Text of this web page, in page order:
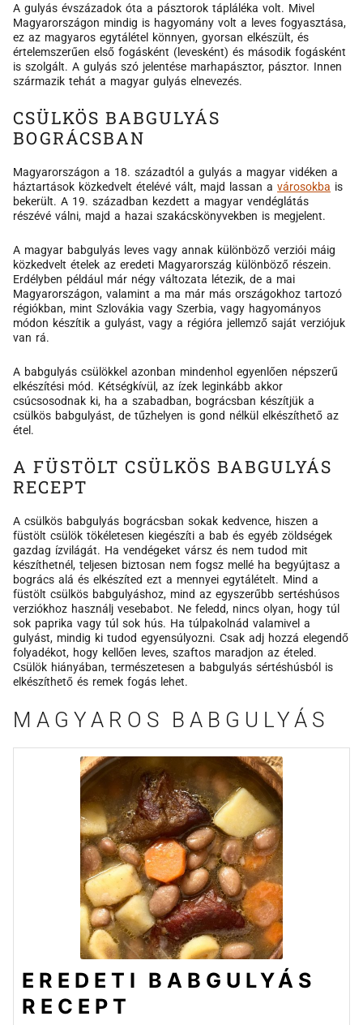
A gulyás évszázadok óta a pásztorok tápláléka volt. Mivel
Magyarországon mindig is hagyomány volt a leves fogyasztása,
ez az magyaros egytálétel könnyen, gyorsan elkészült, és
értelemszerűen első fogásként (levesként) és második fogásként
is szolgált. A gulyás szó jelentése marhapásztor, pásztor. Innen
származik tehát a magyar gulyás elnevezés.
CSÜLKÖS BABGULYÁS
BOGRÁCSBAN
​​Magyarországon a 18. századtól a gulyás a magyar vidéken a
háztartások közkedvelt ételévé vált, majd lassan a városokba is
bekerült. A 19. században kezdett a magyar vendéglátás
részévé válni, majd a hazai szakácskönyvekben is megjelent.
A magyar babgulyás leves vagy annak különböző verziói máig
közkedvelt ételek az eredeti Magyarország különböző részein.
Erdélyben például már négy változata létezik, de a mai
Magyarországon, valamint a ma már más országokhoz tartozó
régiókban, mint Szlovákia vagy Szerbia, vagy hagyományos
módon készítik a gulyást, vagy a régióra jellemző saját verziójuk
van rá.
A babgulyás csülökkel azonban mindenhol egyenlően népszerű
elkészítési mód. Kétségkívül, az ízek leginkább akkor
csúcsosodnak ki, ha a szabadban, bográcsban készítjük a
csülkös babgulyást, de tűzhelyen is gond nélkül elkészíthető az
étel.
A FÜSTÖLT CSÜLKÖS BABGULYÁS
RECEPT
A csülkös babgulyás bográcsban sokak kedvence, hiszen a
füstölt csülök tökéletesen kiegészíti a bab és egyéb zöldségek
gazdag ízvilágát. Ha vendégeket vársz és nem tudod mit
készíthetnél, teljesen biztosan nem fogsz mellé ha begyújtasz a
bogrács alá és elkészíted ezt a mennyei egytálételt. Mind a
füstölt csülkös babgulyáshoz, mind az egyszerűbb sertéshúsos
verziókhoz használj vesebabot. Ne feledd, nincs olyan, hogy túl
sok paprika vagy túl sok hús. Ha túlpakolnád valamivel a
gulyást, mindig ki tudod egyensúlyozni. Csak adj hozzá elegendő
folyadékot, hogy kellően leves, szaftos maradjon az ételed.
Csülök hiányában, természetesen a babgulyás sértéshúsból is
elkészíthető és remek fogás lehet.
MAGYAROS BABGULYÁS
EREDETI BABGULYÁS
RECEPT